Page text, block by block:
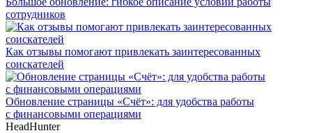
сотрудников
Как отзывы помогают привлекать заинтересованных
соискателей
Обновление страницы «Счёт»: для удобства работы
с финансовыми операциями
HeadHunter